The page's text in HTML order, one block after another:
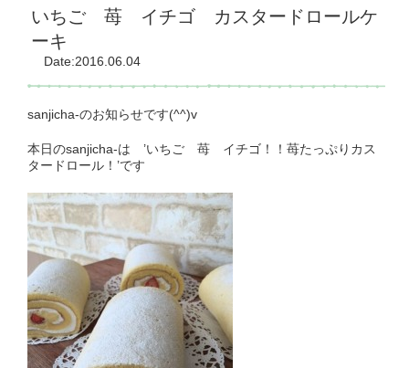
いちご 苺 イチゴ カスタードロールケ
ーキ
Date:2016.06.04
sanjicha-のお知らせです(^^)v
本日のsanjicha-は ’いちご 苺 イチゴ！！苺たっぷりカス
タードロール！’です